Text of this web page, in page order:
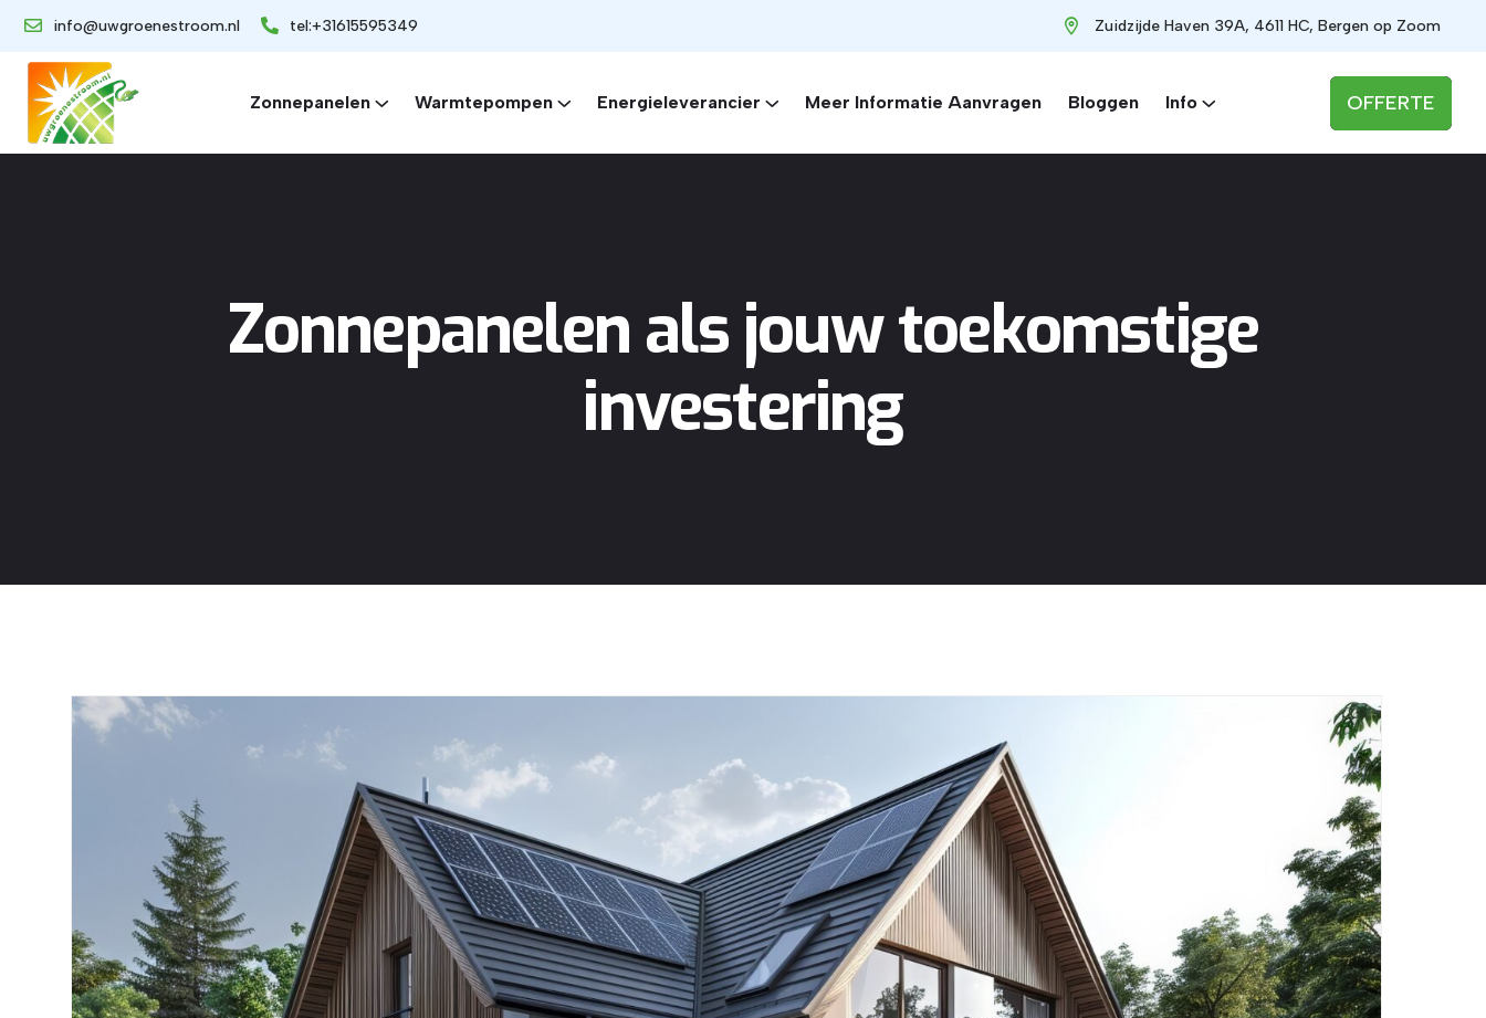
info@uwgroenestroom.nl tel:+31615595349 Zuidzijde Haven 39A, 4611 HC, Bergen op Zoom
Zonnepanelen Warmtepompen Energieleverancier Meer Informatie Aanvragen Bloggen Info OFFERTE
Zonnepanelen als jouw toekomstige
investering